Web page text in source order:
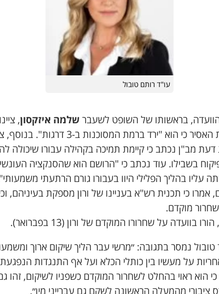
עו"ד רותם טובול
בראשותו של השופט לשעבר שלמה איזקסון, ציינו
לטובת האסיר כי הוא "ירד ברמת המסוכנות ב-3
דעת מב"ן נכתב כי קיימת תמיכה בקהילה עבורו שיכולה
בשבילו. עוד נכתב כי "הרושם הוא שהסנקציה
עליו בהליך הפלילי היוו בעבורו גורם הרתעתי
אמרו כי תכנית רש"א בעניינו של ורון מספקת בעיניהם,
מוקדם.
בוועדה על שחרורו המוקדם של ורון (13 בפברואר).
טובול נמסר בתגובה: ״מרשי עבר הליך שיקום ארוך
על מעשיו בין כותלי הכלא ועל אף התנגדות הנפגעת
הוא ראוי בהחלט לשחרור המוקדם כשפניו לשיקום, זהו
ציבורי מהמעלה הראשונה לשקם גם עברייני מין״.